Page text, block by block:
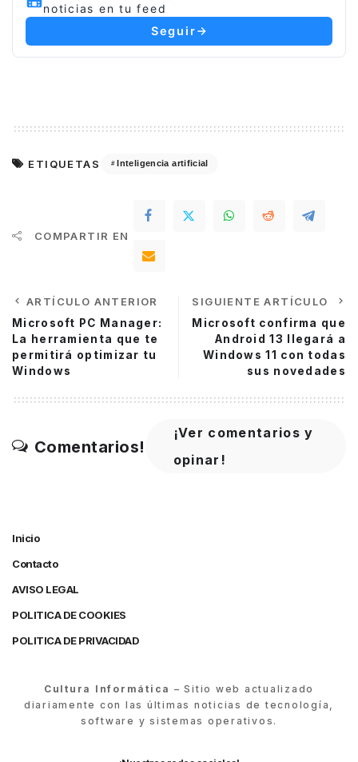
noticias en tu feed
Seguir
ETIQUETAS Inteligencia artificial
COMPARTIR EN
ARTÍCULO ANTERIOR
Microsoft PC Manager:
La herramienta que te
permitirá optimizar tu
Windows
SIGUIENTE ARTÍCULO
Microsoft confirma que
Android 13 llegará a
Windows 11 con todas
sus novedades
Comentarios!
¡Ver comentarios y
opinar!
Inicio
Contacto
AVISO LEGAL
POLITICA DE COOKIES
POLITICA DE PRIVACIDAD
Cultura Informática – Sitio web actualizado
diariamente con las últimas noticias de tecnología,
software y sistemas operativos.